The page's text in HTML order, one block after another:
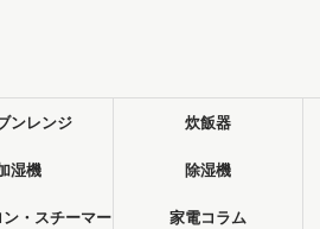
ンレンジ 炊飯器
湿機 除湿機
・スチーマー 家電コラム